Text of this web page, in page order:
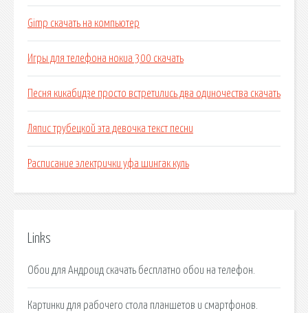
Gimp скачать на компьютер
Игры для телефона нокиа 300 скачать
Песня кикабидзе просто встретились два одиночества скачать
Ляпис трубецкой эта девочка текст песни
Расписание электрички уфа шингак куль
Links
Обои для Андроид скачать бесплатно обои на телефон.
Картинки для рабочего стола планшетов и смартфонов.